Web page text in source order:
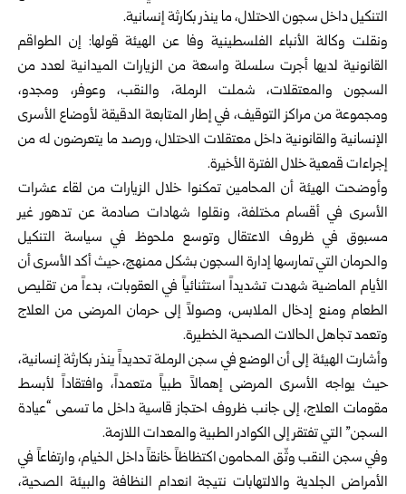
التنكيل داخل سجون الاحتلال، ما ينذر بكارثة إنسانية.
ونقلت وكالة الأنباء الفلسطينية وفا عن الهيئة قولها: إن الطواقم
القانونية لديها أجرت سلسلة واسعة من الزيارات الميدانية لعدد من
السجون والمعتقلات، شملت الرملة، والنقب، وعوفر، ومجدو،
ومجموعة من مراكز التوقيف، في إطار المتابعة الدقيقة لأوضاع الأسرى
الإنسانية والقانونية داخل معتقلات الاحتلال، ورصد ما يتعرضون له من
إجراءات قمعية خلال الفترة الأخيرة.
وأوضحت الهيئة أن المحامين تمكنوا خلال الزيارات من لقاء عشرات
الأسرى في أقسام مختلفة، ونقلوا شهادات صادمة عن تدهور غير
مسبوق في ظروف الاعتقال وتوسع ملحوظ في سياسة التنكيل
والحرمان التي تمارسها إدارة السجون بشكل ممنهج، حيث أكد الأسرى أن
الأيام الماضية شهدت تشديداً استثنائياً في العقوبات، بدءاً من تقليص
الطعام ومنع إدخال الملابس، وصولاً إلى حرمان المرضى من العلاج
وتعمد تجاهل الحالات الصحية الخطيرة.
وأشارت الهيئة إلى أن الوضع في سجن الرملة تحديداً ينذر بكارثة إنسانية،
حيث يواجه الأسرى المرضى إهمالاً طبياً متعمداً، وافتقاداً لأبسط
مقومات العلاج، إلى جانب ظروف احتجاز قاسية داخل ما تسمى “عيادة
السجن” التي تفتقر إلى الكوادر الطبية والمعدات اللازمة.
وفي سجن النقب وثّق المحامون اكتظاظاً خانقاً داخل الخيام، وارتفاعاً في
الأمراض الجلدية والالتهابات نتيجة انعدام النظافة والبيئة الصحية،